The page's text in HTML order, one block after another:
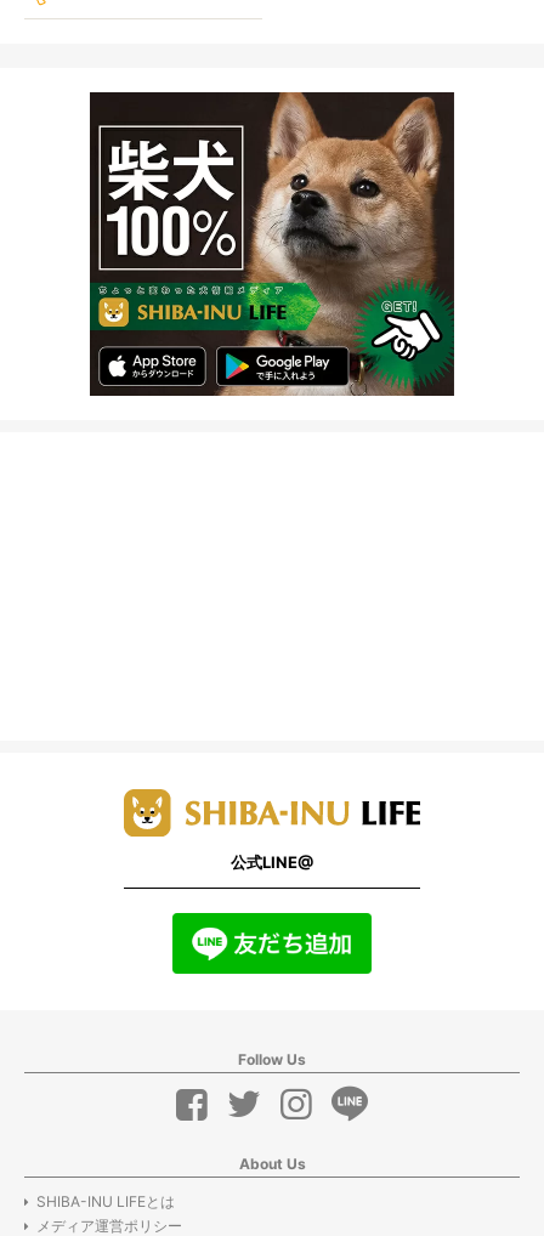
公式LINE@
Follow Us
About Us
SHIBA-INU LIFEとは
メディア運営ポリシー